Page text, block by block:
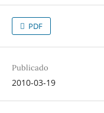
PDF
Publicado
2010-03-19